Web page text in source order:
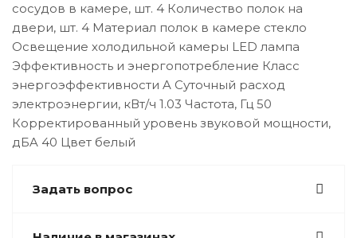
сосудов в камере, шт. 4 Количество полок на
двери, шт. 4 Материал полок в камере стекло
Освещение холодильной камеры LED лампа
Эффективность и энергопотребление Класс
энергоэффективности A Суточный расход
электроэнергии, кВт/ч 1.03 Частота, Гц 50
Корректированный уровень звуковой мощности,
дБA 40 Цвет белый
Задать вопрос